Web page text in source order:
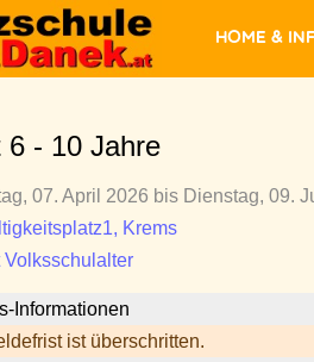
Home &
6 - 10 Jahre
07. April 2026 bis Dienstag, 09.
Krems
Volksschulalter
Informationen
ist überschritten.